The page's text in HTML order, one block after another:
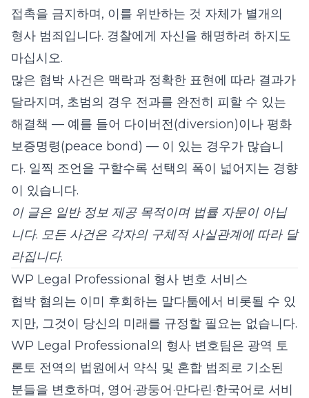
접촉을 금지하며, 이를 위반하는 것 자체가 별개의
형사 범죄입니다. 경찰에게 자신을 해명하려 하지도
마십시오.
많은 협박 사건은 맥락과 정확한 표현에 따라 결과가
달라지며, 초범의 경우 전과를 완전히 피할 수 있는
해결책 — 예를 들어 다이버전(diversion)이나 평화
보증명령(peace bond) — 이 있는 경우가 많습니
다. 일찍 조언을 구할수록 선택의 폭이 넓어지는 경향
이 있습니다.
이 글은 일반 정보 제공 목적이며 법률 자문이 아닙
니다. 모든 사건은 각자의 구체적 사실관계에 따라 달
라집니다.
WP Legal Professional 형사 변호 서비스
협박 혐의는 이미 후회하는 말다툼에서 비롯될 수 있
지만, 그것이 당신의 미래를 규정할 필요는 없습니다.
WP Legal Professional 의 형사 변호팀은 광역 토
론토 전역의 법원에서 약식 및 혼합 범죄로 기소된
분들을 변호하며, 영어·광둥어·만다린·한국어로 서비